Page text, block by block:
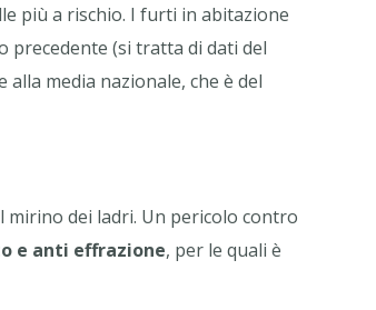
più a rischio. I furti in abitazione
precedente (si tratta di dati del
media nazionale, che è del
mirino dei ladri. Un pericolo contro
e anti effrazione, per le quali è